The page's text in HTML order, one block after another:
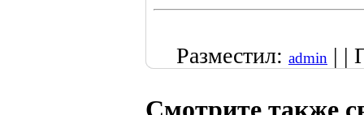
Разместил: admin | |